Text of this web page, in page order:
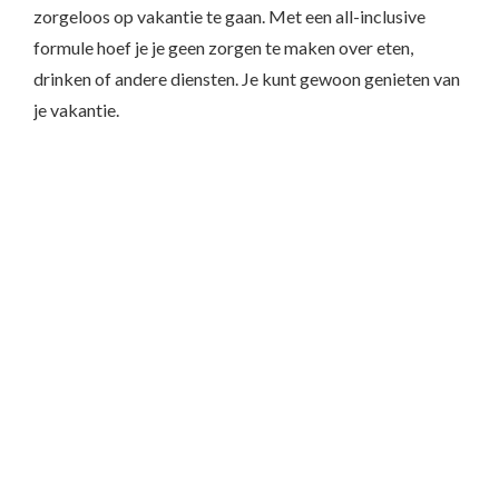
zorgeloos op vakantie te gaan. Met een all-inclusive
formule hoef je je geen zorgen te maken over eten,
drinken of andere diensten. Je kunt gewoon genieten van
je vakantie.